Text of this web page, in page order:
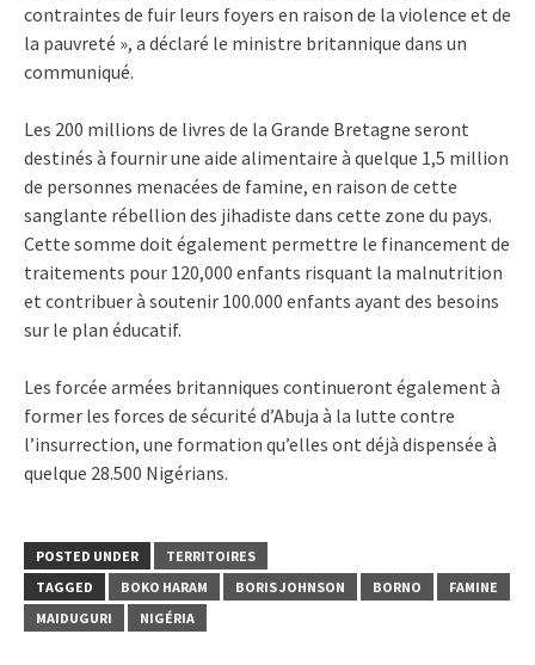
contraintes de fuir leurs foyers en raison de la violence et de
la pauvreté », a déclaré le ministre britannique dans un
communiqué.
Les 200 millions de livres de la Grande Bretagne seront
destinés à fournir une aide alimentaire à quelque 1,5 million
de personnes menacées de famine, en raison de cette
sanglante rébellion des jihadiste dans cette zone du pays.
Cette somme doit également permettre le financement de
traitements pour 120,000 enfants risquant la malnutrition
et contribuer à soutenir 100.000 enfants ayant des besoins
sur le plan éducatif.
Les forcée armées britanniques continueront également à
former les forces de sécurité d’Abuja à la lutte contre
l’insurrection, une formation qu’elles ont déjà dispensée à
quelque 28.500 Nigérians.
POSTED UNDER
TERRITOIRES
TAGGED
BOKO HARAM BORIS JOHNSON BORNO
FAMINE
MAIDUGURI
NIGÉRIA